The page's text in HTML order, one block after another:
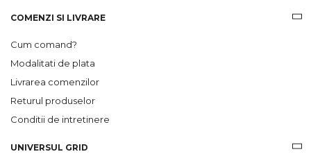
COMENZI SI LIVRARE
Cum comand?
Modalitati de plata
Livrarea comenzilor
Returul produselor
Conditii de intretinere
UNIVERSUL GRID